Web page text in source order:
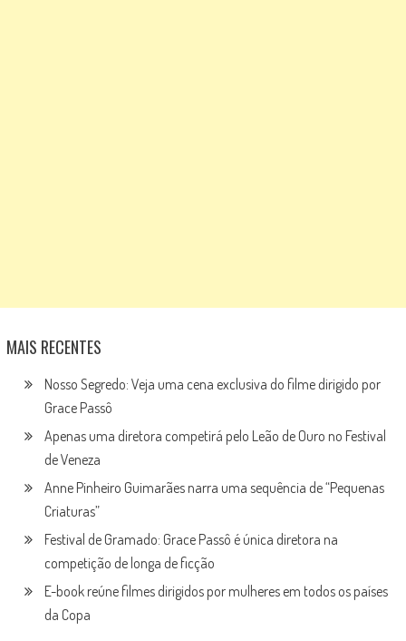
MAIS RECENTES
Nosso Segredo: Veja uma cena exclusiva do filme dirigido por
Grace Passô
Apenas uma diretora competirá pelo Leão de Ouro no Festival
de Veneza
Anne Pinheiro Guimarães narra uma sequência de “Pequenas
Criaturas”
Festival de Gramado: Grace Passô é única diretora na
competição de longa de ficção
E-book reúne filmes dirigidos por mulheres em todos os países
da Copa